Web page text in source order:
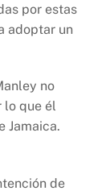
por estas
adoptar un
no
lo que él
Jamaica.
de